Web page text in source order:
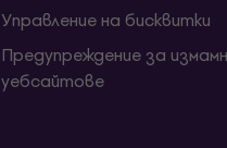
Управление на бисквитки
Предупреждение за
уебсайтове